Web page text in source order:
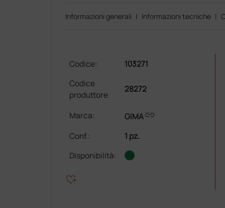
Informazioni generali | Informazioni tecniche |
Codice:
103271
Codice
produttore
28272
Marca: GIMAlink
Conf.:
1 pz.
Disponibilità:
heart_plus